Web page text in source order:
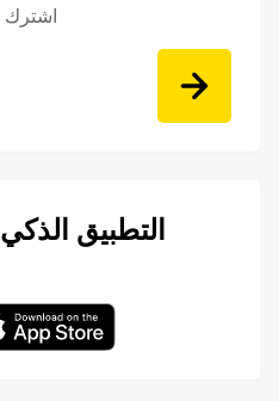
اشترك
التطبيق